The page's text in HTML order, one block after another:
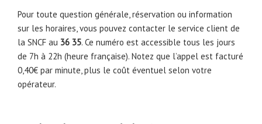
Pour toute question générale, réservation ou information
sur les horaires, vous pouvez contacter le service client de
la SNCF au 36 35. Ce numéro est accessible tous les jours
de 7h à 22h (heure française). Notez que l’appel est facturé
0,40€ par minute, plus le coût éventuel selon votre
opérateur.